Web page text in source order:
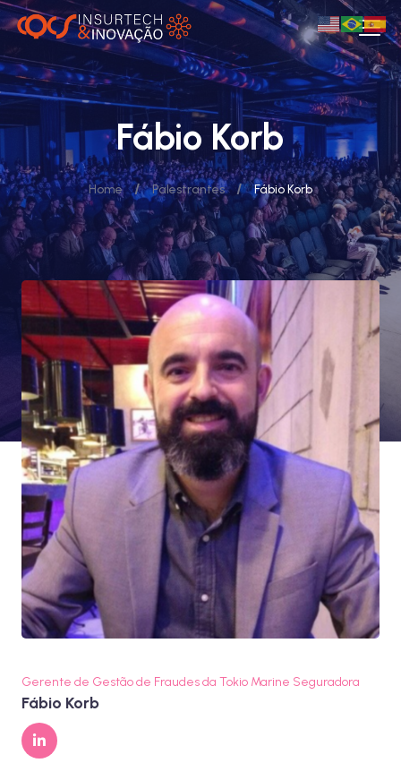
Fábio Korb
Home / Palestrantes / Fábio Korb
Gerente de Gestão de Fraudes da Tokio Marine Seguradora
Fábio Korb